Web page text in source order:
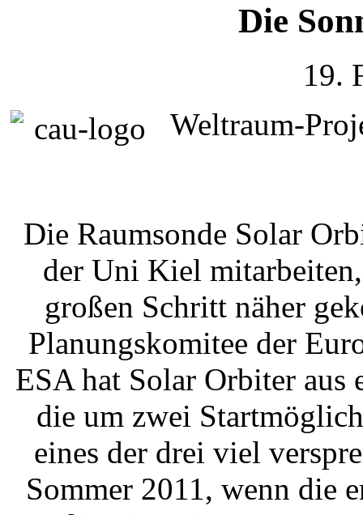
Die
19.
Weltraum-
Die Raumsonde Solar
der Uni Kiel
großen Schritt näher
Planungskomitee der
ESA hat Solar Orbiter aus
die um zwei
eines der drei viel
Sommer 2011, wenn die